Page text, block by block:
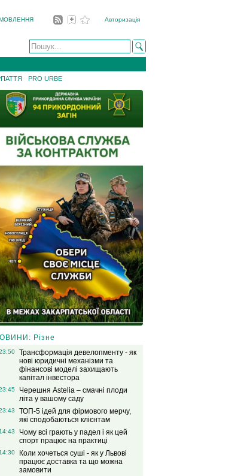
Авторизація
PRO URBE
Різне
Трансформація девелопменту - як
нові юридичні механізми та
фінансові моделі захищають
капітал інвестора
Черешня Astelia – смачні плоди
літа у вашому саду
ТОП-5 ідей для фірмового мерчу,
які сподобаються клієнтам
Чому всі грають у падел і як цей
спорт працює на практиці
Коли хочеться суші - як у Львові
працює доставка та що можна
замовити